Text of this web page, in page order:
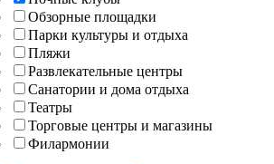
Обзорные площадки
Парки культуры и отдыха
Пляжи
Развлекательные центры
Санатории и дома отдыха
Театры
Торговые центры и магазины
Филармонии